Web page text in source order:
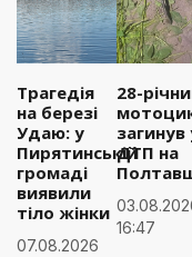
Трагедія
на березі
Удаю: у
Пирятинській
громаді
виявили
тіло жінки
07.08.2026
28-
загинув
ДТП на
16:47